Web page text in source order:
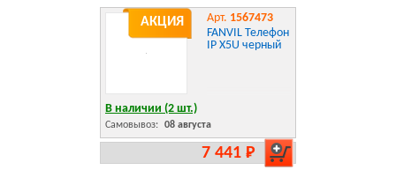
АКЦИЯ Арт. 1567473
FANVIL Телефон
IP X5U черный
В наличии (2 шт.)
Самовывоз: 08 августа
7 441 Р